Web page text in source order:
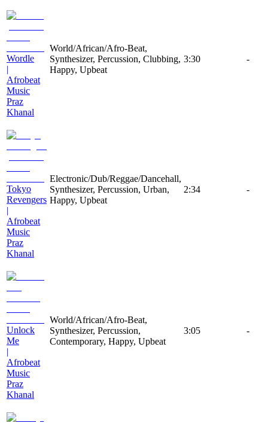
Wordle
|
Afrobeat
Music
Praz
Khanal
World/African/Afro-Beat,
Synthesizer, Percussion, Clubbing,
Happy, Upbeat
3:30 -
Tokyo
Revengers
|
Afrobeat
Music
Praz
Khanal
Electronic/Dub/Reggae/Dancehall,
Synthesizer, Percussion, Urban,
Happy, Upbeat
2:34 -
Unlock
Me
|
Afrobeat
Music
Praz
Khanal
World/African/Afro-Beat,
Synthesizer, Percussion,
Contemporary, Happy, Upbeat
3:05 -